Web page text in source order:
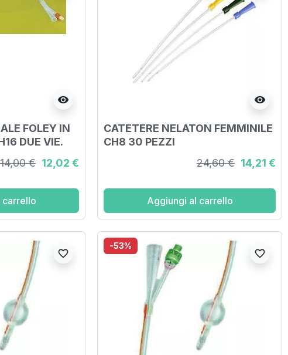
visibility
FOLEY IN
DUE VIE.
14,00 € 12,02 €
carrello
visibility
CATETERE NELATON FEMMINILE
CH8 30 PEZZI
24,60 € 14,21 €
Aggiungi al carrello
favorite_border
-53%
favorite_border